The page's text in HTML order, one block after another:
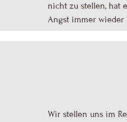
nicht zu stellen, hat
Angst immer wieder
Wir stellen uns im